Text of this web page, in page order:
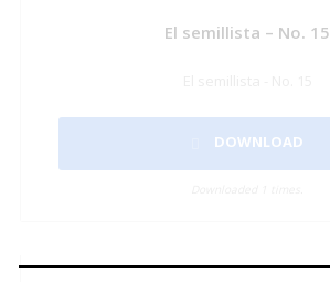
El semillista – No. 15
DOWNLOAD